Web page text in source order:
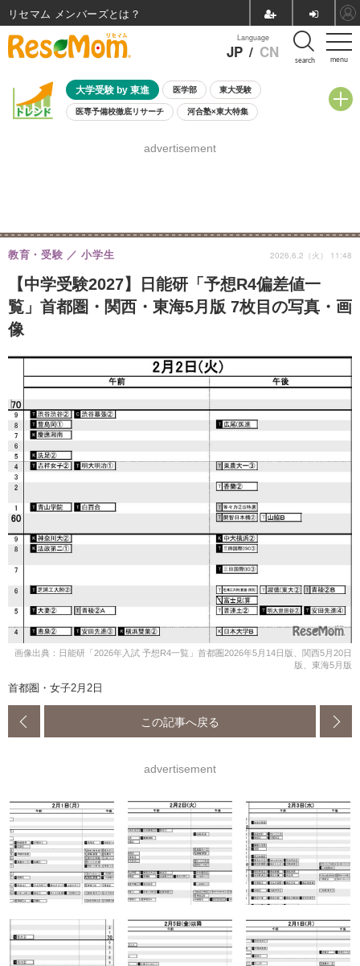
menu
Language
JP / CN search
大学受験 by 東進 医学部 東大受験
医専予備校徹底リサーチ 河合塾×東大特集
8月開催学校説明会・相談会
advertisement
【中学受験2027】日能研「予想R4偏差値一
覧」首都圏・関西・東海5月版 7枚目の写真・画
像
教育・受験 小学生 2026.6.2（火） 11:48
画像出典：日能研「2026年入試 予想R4一覧」首都圏2026年5月14日版、関西5月20日
版、東海5月版
首都圏・女子2月2日
この記事へ戻る
advertisement
リセマム メンバーズ